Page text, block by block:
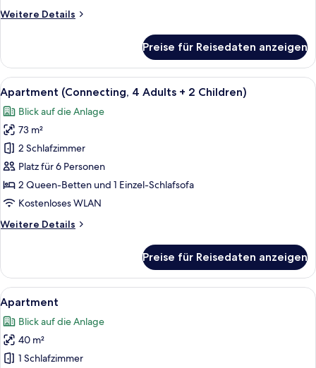
Children)
Weitere Details
Weitere
(Connecting,
Adults
3
Children)
Preise für Reisedaten anzeigen
Alle
Fotos
für
Apartment
(Connecting,
4
Adults
+
Children)
Zimmersafe,
2
Apartment (Connecting, 4 Adults + 2 Children)
Blick auf die Anlage
73 m²
2 Schlafzimmer
Platz für 6 Personen
2 Queen-Betten und 1 Einzel-Schlafsofa
Kostenloses WLAN
Weitere Details
Weitere
(Connecting,
4
Adults
2
Children)
Preise für Reisedaten anzeigen
Alle
Fotos
für
Apartment
anzeigen
Zimmersafe,
3
Apartment
Blick auf die Anlage
40 m²
1 Schlafzimmer